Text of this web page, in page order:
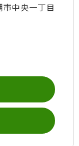
中央一丁目